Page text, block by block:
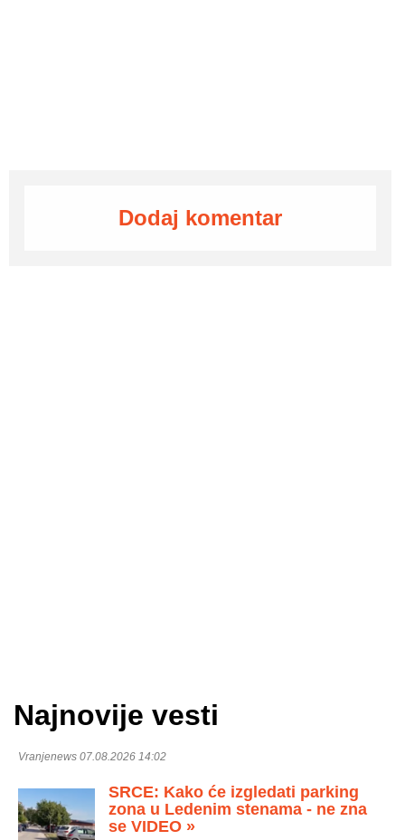
Dodaj komentar
Najnovije vesti
Vranjenews 07.08.2026 14:02
SRCE: Kako će izgledati parking
zona u Ledenim stenama - ne zna
se VIDEO »